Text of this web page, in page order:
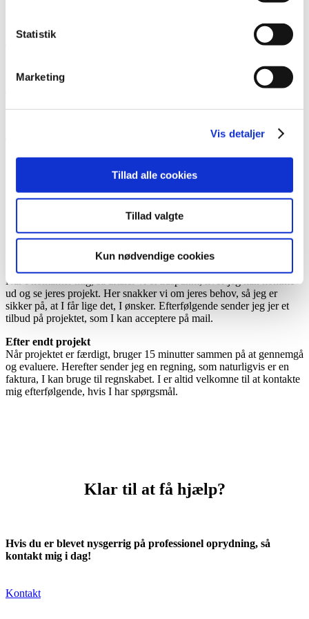
Statistik
Marketing
Vis detaljer
Tillad alle cookies
Tillad valgte
Kun nødvendige cookies
Processen
Inden vi går i gang
Når I kontakter mig, så aftaler vi et tidspunkt, hvor jeg kan komme
ud og se jeres projekt. Her snakker vi om jeres behov, så jeg er
sikker på, at I får lige det, I ønsker. Efterfølgende sender jeg jer et
tilbud på projektet, som I kan acceptere på mail.
Efter endt projekt
Når projektet er færdigt, bruger 15 minutter sammen på at gennemgå
og evaluere. Herefter sender jeg en regning, som naturligvis er en
faktura, I kan bruge til regnskabet. I er altid velkomne til at kontakte
mig efterfølgende, hvis I har spørgsmål.
Klar til at få hjælp?
Hvis du er blevet nysgerrig på professionel oprydning, så
kontakt mig i dag!
Kontakt